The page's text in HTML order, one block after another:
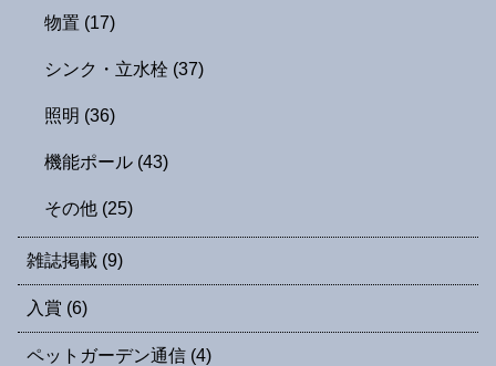
物置 (17)
シンク・立水栓 (37)
照明 (36)
機能ポール (43)
その他 (25)
雑誌掲載 (9)
入賞 (6)
ペットガーデン通信 (4)